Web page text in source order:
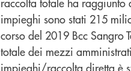
impieghi sono stati 215
corso del 2019 Bcc Sangro
totale dei mezzi
impieghi/raccolta diretta è